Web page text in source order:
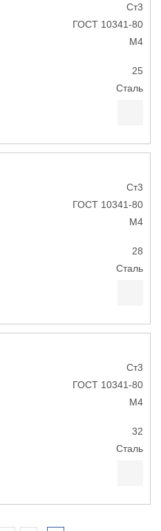
Ст3
ГОСТ 10341-80
М4
25
Сталь
Ст3
ГОСТ 10341-80
М4
28
Сталь
Ст3
ГОСТ 10341-80
М4
32
Сталь